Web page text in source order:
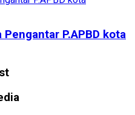
P.APBD kota